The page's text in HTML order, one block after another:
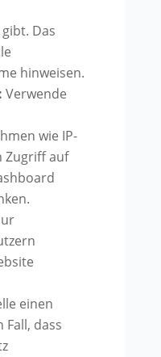
Das
hinweisen.
Verwende
wie IP-
Zugriff auf
einen
dass